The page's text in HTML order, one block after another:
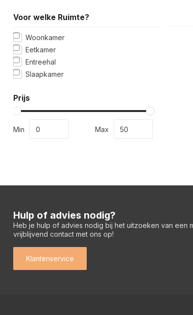
Voor welke Ruimte?
Woonkamer
Eetkamer
Entreehal
Slaapkamer
Prijs
Min Max
Hulp of advies nodig?
Heb je hulp of advies nodig bij het uitzoeken van een
vrijblijvend contact met ons op!
Klantenservice